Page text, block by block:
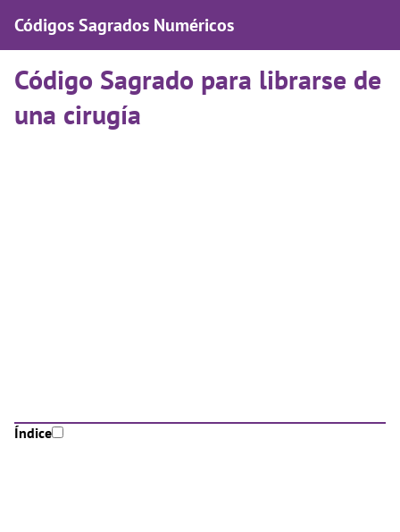
Códigos Sagrados Numéricos
Código Sagrado para librarse de
una cirugía
Índice